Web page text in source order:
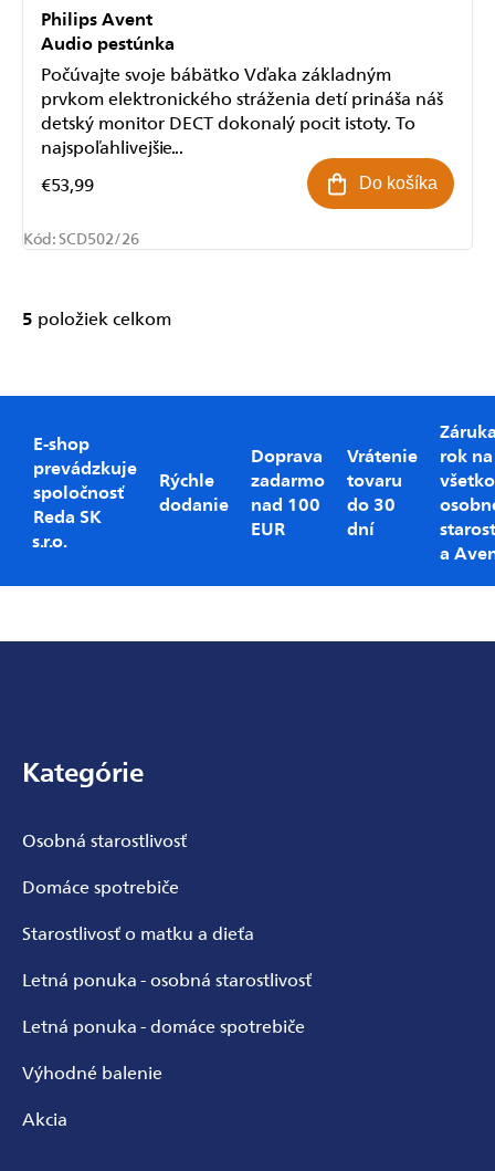
Philips Avent
Audio pestúnka
€53,99 Do košíka
Počúvajte svoje bábätko Vďaka základným
prvkom elektronického stráženia detí prináša náš
detský monitor DECT dokonalý pocit istoty. To
najspoľahlivejšie...
Kód:SCD502/26
Ovládacie
5 položiek celkom
E-shop
prevádzkuje
spoločnosť
Reda SK
s.r.o.
Rýchle
dodanie
Doprava
zadarmo
nad 100
EUR
Vrátenie
tovaru
do 30
dní
rok na
a
Zápätie
Kategórie
Osobná starostlivosť
Domáce spotrebiče
Starostlivosť o matku a dieťa
Letná ponuka - osobná starostlivosť
Letná ponuka - domáce spotrebiče
Výhodné balenie
Akcia
Powered by chaterimo